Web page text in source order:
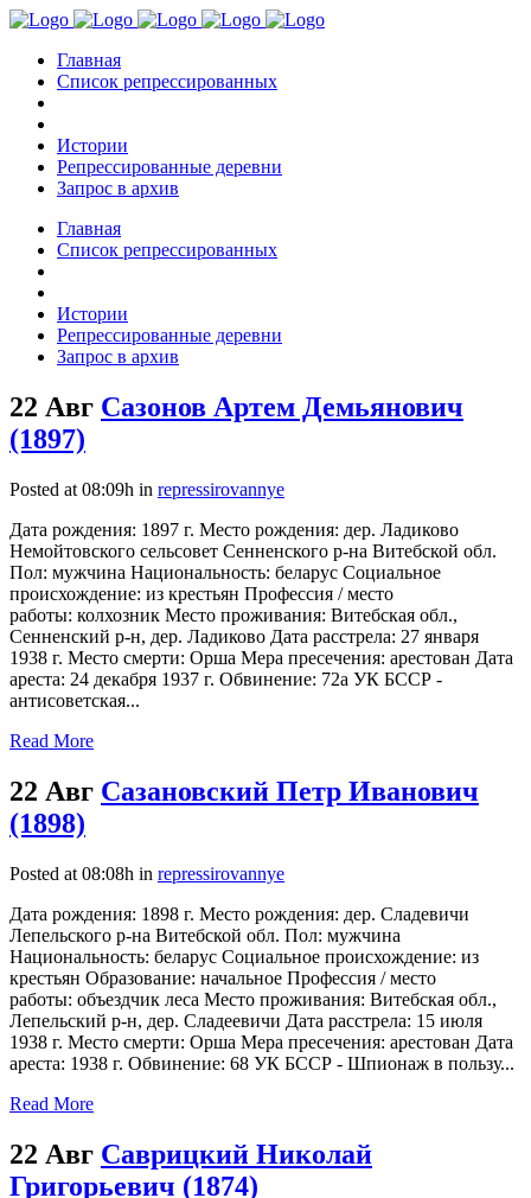
Главная
Список репрессированных
Истории
Репрессированные деревни
Запрос в архив
Главная
Список репрессированных
Истории
Репрессированные деревни
Запрос в архив
22 Авг Сазонов Артем Демьянович
(1897)
Posted at 08:09h in repressirovannye
Дата рождения: 1897 г. Место рождения: дер. Ладиково
Немойтовского сельсовет Сенненского р-на Витебской обл.
Пол: мужчина Национальность: беларус Социальное
происхождение: из крестьян Профессия / место
работы: колхозник Место проживания: Витебская обл.,
Сенненский р-н, дер. Ладиково Дата расстрела: 27 января
1938 г. Место смерти: Орша Мера пресечения: арестован Дата
ареста: 24 декабря 1937 г. Обвинение: 72а УК БССР -
антисоветская...
Read More
22 Авг Сазановский Петр Иванович
(1898)
Posted at 08:08h in repressirovannye
Дата рождения: 1898 г. Место рождения: дер. Сладевичи
Лепельского р-на Витебской обл. Пол: мужчина
Национальность: беларус Социальное происхождение: из
крестьян Образование: начальное Профессия / место
работы: объездчик леса Место проживания: Витебская обл.,
Лепельский р-н, дер. Сладеевичи Дата расстрела: 15 июля
1938 г. Место смерти: Орша Мера пресечения: арестован Дата
ареста: 1938 г. Обвинение: 68 УК БССР - Шпионаж в пользу...
Read More
22 Авг Саврицкий Николай
Григорьевич (1874)